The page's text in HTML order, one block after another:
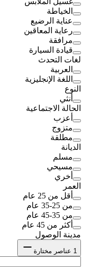
الخياطة
عناية الرضيع
رعاية المعاقين
مرافقة
قيادة السيارة
لغات التحدث
العربية
اللغة الإنجليزية
النوع
أنثي
الحالة الاجتماعية
أعزب
متزوج
مطلقة
الديانة
مسلم
مسيحي
أخري
العمر
أقل من 25 عام
من 25-35 عام
من 35-45 عام
أكثر من 45 عام
مدينة الوصول
1 عناصر مختارة